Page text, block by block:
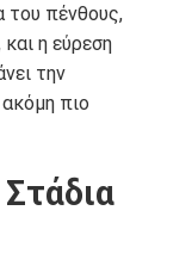
πένθους,
και η εύρεση
την
πιο